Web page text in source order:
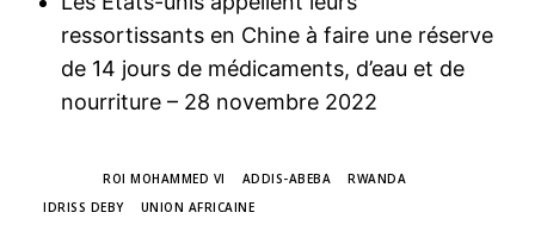
ressortissants en Chine à faire une réserve
de 14 jours de médicaments, d’eau et de
nourriture – 28 novembre 2022
ROI MOHAMMED VI ADDIS-ABEBA
RWANDA
IDRISS DEBY
UNION AFRICAINE